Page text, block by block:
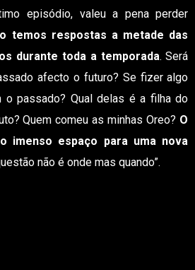
episódio, valeu a pena perder
temos respostas a metade das
durante toda a temporada. Será
afecto o futuro? Se fizer algo
o passado? Qual delas é a filha do
Quem comeu as minhas Oreo? O
imenso espaço para uma nova
não é onde mas quando”.